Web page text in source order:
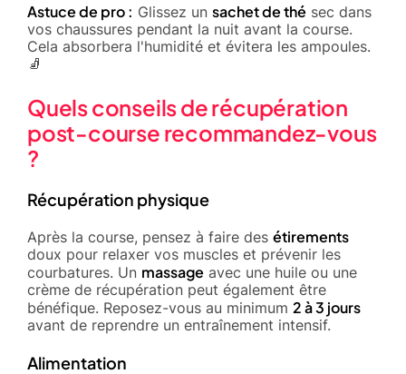
Astuce de pro : Glissez un sachet de thé sec dans
vos chaussures pendant la nuit avant la course.
Cela absorbera l'humidité et évitera les ampoules.
🧦
Quels conseils de récupération
post-course recommandez-vous
?
Récupération physique
Après la course, pensez à faire des étirements
doux pour relaxer vos muscles et prévenir les
courbatures. Un massage avec une huile ou une
crème de récupération peut également être
bénéfique. Reposez-vous au minimum 2 à 3 jours
avant de reprendre un entraînement intensif.
Alimentation